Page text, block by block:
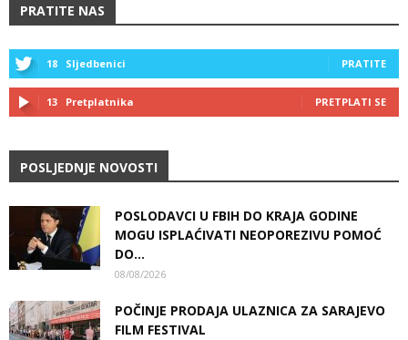
PRATITE NAS
18 Sljedbenici PRATITE
13 Pretplatnika PRETPLATI SE
POSLJEDNJE NOVOSTI
POSLODAVCI U FBIH DO KRAJA GODINE
MOGU ISPLAĆIVATI NEOPOREZIVU POMOĆ
DO...
08/08/2026
POČINJE PRODAJA ULAZNICA ZA SARAJEVO
FILM FESTIVAL